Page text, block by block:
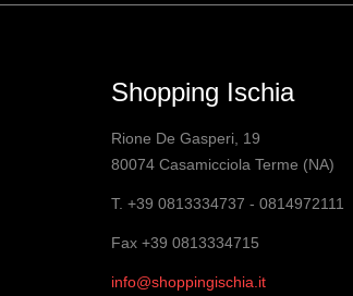
Shopping Ischia
Rione De Gasperi, 19
80074 Casamicciola Terme (NA)
T. +39 0813334737 - 0814972111
Fax +39 0813334715
info@shoppingischia.it